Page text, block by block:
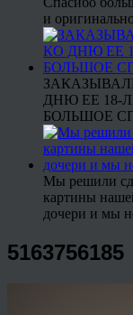
и
ДНЮ ЕЕ 18-
БОЛЬШОЕ
Мы решили
картины
дочери и мы
5163756185